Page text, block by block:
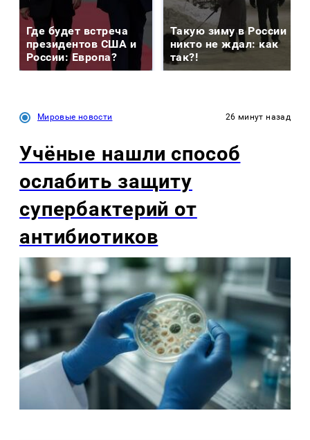
Где будет встреча
президентов США и
России: Европа?
Такую зиму в России
никто не ждал: как
так?!
Мировые новости 26 минут назад
Учёные нашли способ
ослабить защиту
супербактерий от
антибиотиков